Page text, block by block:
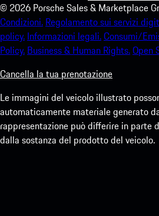
© 2026 Porsche Sales & Marketplace
Condizioni. Regolamento sui servizi
policy. Informazioni legali.Consumi/
Policy. Business & Human Rights.Open
Cancella la tua prenotazione
Le immagini del veicolo illustrato
automaticamente materiale generato
rappresentazione può differire in parte
dalla sostanza del prodotto del veicolo.